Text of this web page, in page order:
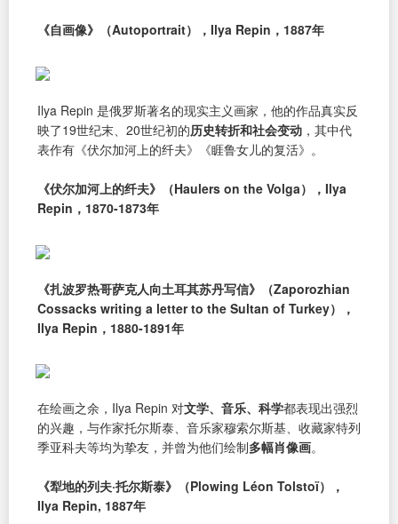
《自画像》（Autoportrait），Ilya Repin，1887年
Ilya Repin 是俄罗斯著名的现实主义画家，他的作品真实反
映了19世纪末、20世纪初的历史转折和社会变动 ，其中代
表作有《伏尔加河上的纤夫》《睚鲁女儿的复活》。
《伏尔加河上的纤夫》（Haulers on the Volga），Ilya
Repin，1870-1873年
《扎波罗热哥萨克人向土耳其苏丹写信》（Zaporozhian
Cossacks writing a letter to the Sultan of Turkey），
Ilya Repin，1880-1891年
在绘画之余，Ilya Repin 对文学、音乐、科学都表现出强烈
的兴趣，与作家托尔斯泰、音乐家穆索尔斯基、收藏家特列
季亚科夫等均为挚友，并曾为他们绘制多幅肖像画。
《犁地的列夫·托尔斯泰》（Plowing Léon Tolstoï），
Ilya Repin, 1887年